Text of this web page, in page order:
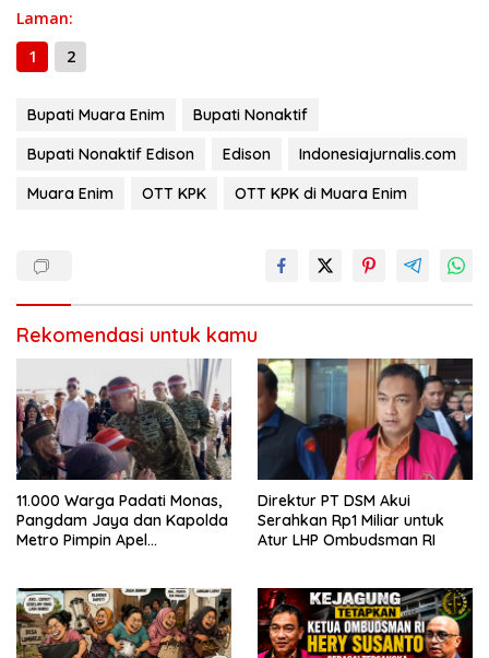
Laman:
1
2
Bupati Muara Enim
Bupati Nonaktif
Bupati Nonaktif Edison
Edison
Indonesiajurnalis.com
Muara Enim
OTT KPK OTT KPK di Muara Enim
Rekomendasi untuk kamu
11.000 Warga Padati Monas,
Pangdam Jaya dan Kapolda
Metro Pimpin Apel
Direktur PT DSM Akui
Serahkan Rp1 Miliar untuk
Atur LHP Ombudsman RI